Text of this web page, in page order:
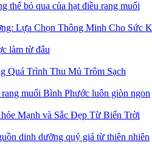
thể bỏ qua của hạt điều rang muối
Lựa Chọn Thông Minh Cho Sức
làm từ đâu
Quá Trình Thu Mủ Trôm Sạch
rang muối Bình Phước luôn giòn ngon
Mạnh và Sắc Đẹp Từ Biển Trời
dinh dưỡng quý giá từ thiên nhiên